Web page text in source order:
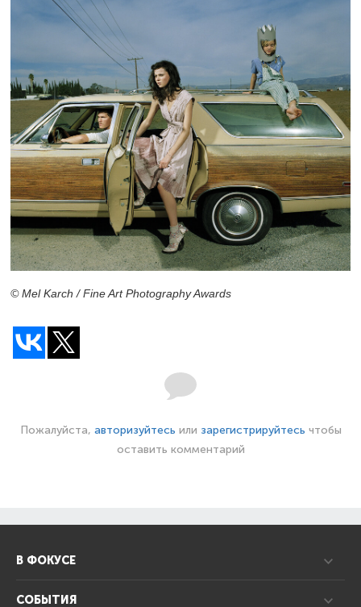
© Mel Karch / Fine Art Photography Awards
Пожалуйста, авторизуйтесь или зарегистрируйтесь чтобы
оставить комментарий
В ФОКУСЕ
СОБЫТИЯ